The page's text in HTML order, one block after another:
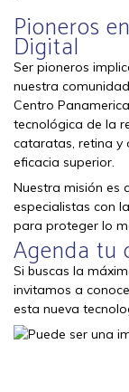
Pioneros
Digital
Ser pioneros
nuestra
Centro
tecnológica de la
cataratas, retina y
eficacia superior.
Nuestra misión es
especialistas con
para proteger lo
Agenda tu
Si buscas la
invitamos a
esta nueva